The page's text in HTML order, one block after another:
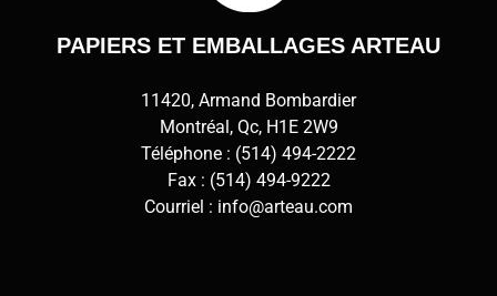
PAPIERS ET EMBALLAGES ARTEAU
11420, Armand Bombardier
Montréal, Qc, H1E 2W9
Téléphone : (514) 494-2222
Fax : (514) 494-9222
Courriel : info@arteau.com